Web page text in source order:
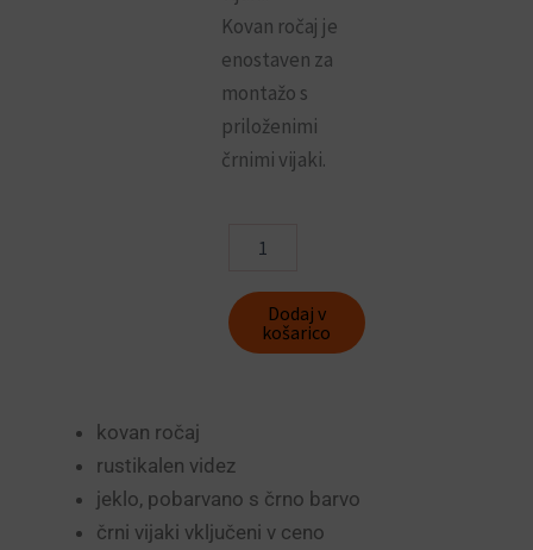
Kovan ročaj je
enostaven za
montažo s
priloženimi
črnimi vijaki.
ročaj
1
BCF-
002
Dodaj v
košarico
kovan ročaj
rustikalen videz
jeklo, pobarvano s črno barvo
črni vijaki vključeni v ceno